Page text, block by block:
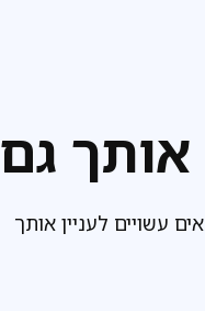
אותך גם
עשויים לעניין אותך